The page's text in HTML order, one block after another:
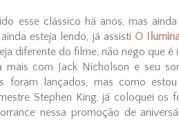
esse clássico há anos, mas
esteja lendo, já assisti O
diferente do filme, não nego que
mais com Jack Nicholson e seu
foram lançados, mas como
Stephen King, já coloquei os
nessa promoção de